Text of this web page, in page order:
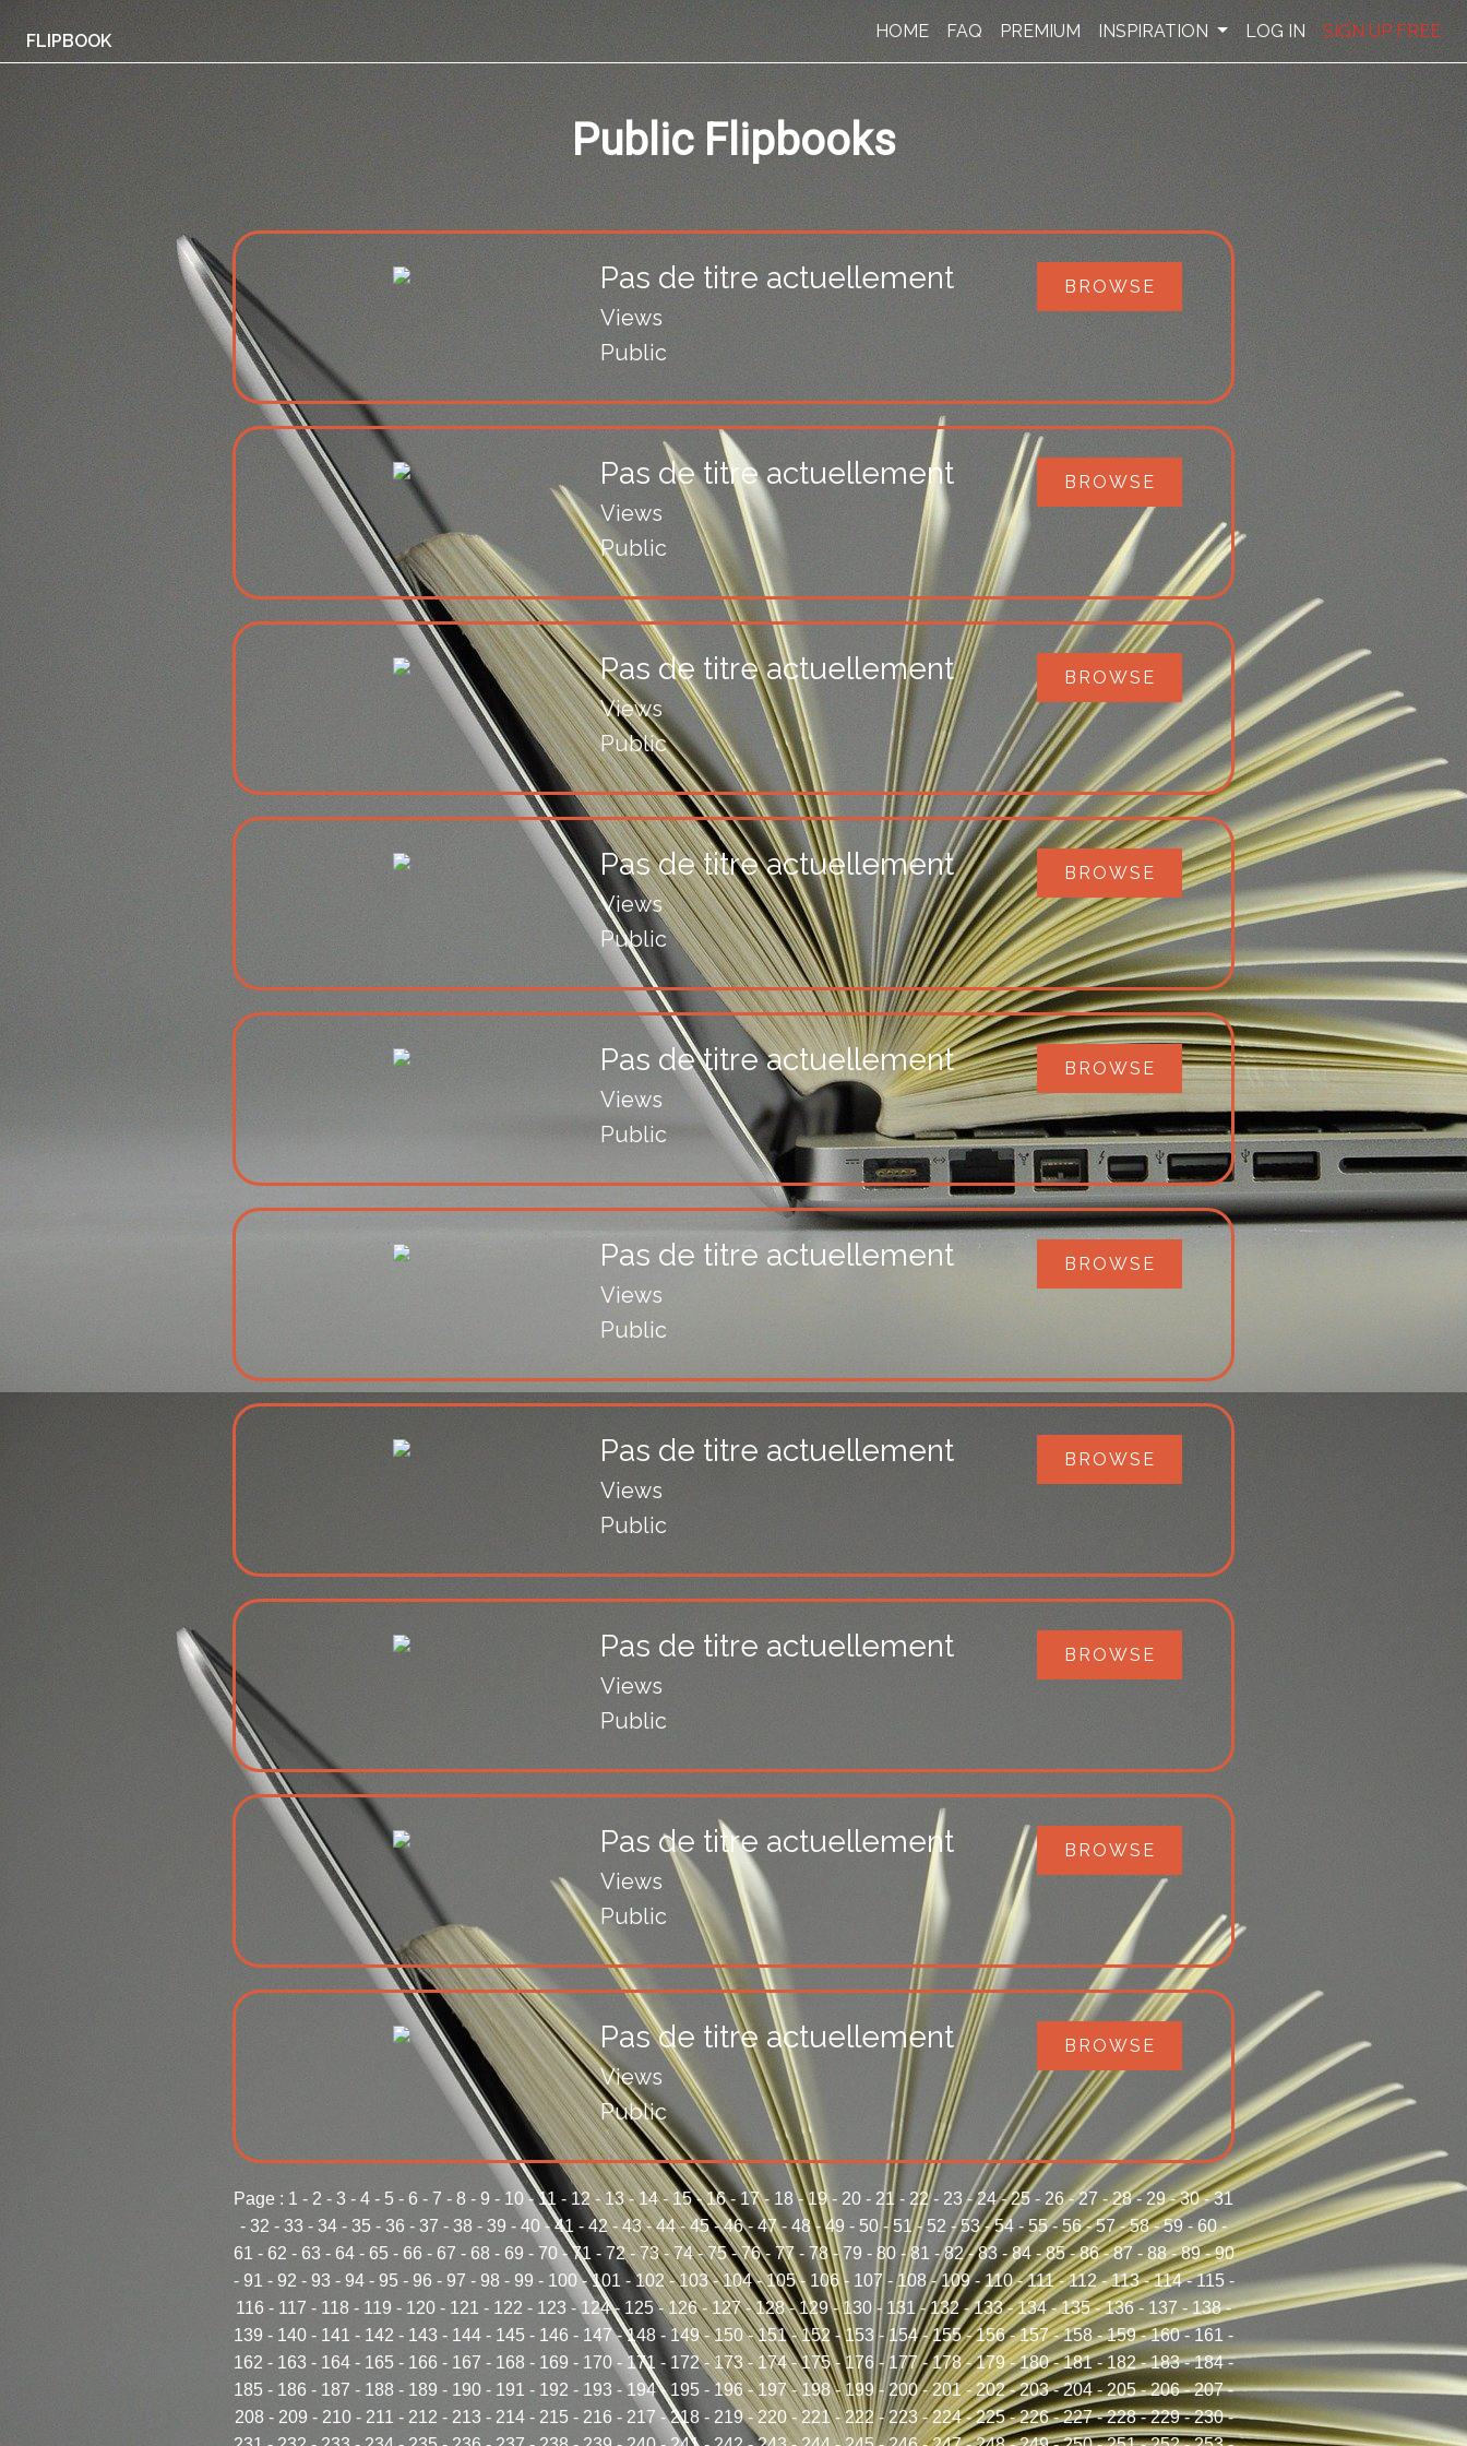
FLIPBOOK HOME FAQ PREMIUM INSPIRATION LOG IN SIGN UP FREE
Public Flipbooks
Pas de titre actuellement
Views
Public
BROWSE
Pas de titre actuellement
Views
Public
BROWSE
Pas de titre actuellement
Views
Public
BROWSE
Pas de titre actuellement
Views
Public
BROWSE
Pas de titre actuellement
Views
Public
BROWSE
Pas de titre actuellement
Views
Public
BROWSE
Pas de titre actuellement
Views
Public
BROWSE
Pas de titre actuellement
Views
Public
BROWSE
Pas de titre actuellement
Views
Public
BROWSE
Pas de titre actuellement
Views
Public
BROWSE
Page : 1 - 2 - 3 - 4 - 5 - 6 - 7 - 8 - 9 - 10-11 - 12-13-14-15-16-17- 18-19- 20 - 21 - 22- 23-24-25 - 26-27-28-29-30-31
- 32 - 33 - 34 - 35 - 36 - 37 - 38 - 39 - 40-41 -42-43-44-45-46-47- 48-49 - 50-51-52 -53-54-55-56-57-58-59-60-
61 - 62 - 63 - 64- 65- 66 - 67 - 68- 69 - 70-71 -72-73-74-75-76-77-78-79 - 80-81 -82-83-84-85-86-87- 88-89-90
- 91 - 92 - 93 - 94- 95- 96- 97 - 98- 99 - 100-101 -102-103-104-105-106- 107-108-109-110-111-112-113-114-115-
116 - 117 - 118 - 119 - 120 - 121 - 122 - 123 -124-125-126-127-128-129-130- 131-132-133-134-135-136- 137 -138-
139 - 140 - 141 - 142 - 143 - 144 - 145 - 146 - 147-148- 149-150-151-152 -153-154-155-156-157-158-159-160-161 -
162 - 163 - 164 - 165 - 166 - 167 - 168 - 169 - 170- 171 -172-173-174-175-176-177-178-179-180-181-182-183-184-
185 - 186 - 187 - 188 - 189 - 190 - 191 - 192 - 193 -194-195 - 196-197-198-199-200-201-202-203-204-205-206-207-
208- 209 - 210- 211 - 212 - 213 - 214- 215- 216 - 217 -218- 219-220-221-222-223-224-225-226-227-228-229-230-